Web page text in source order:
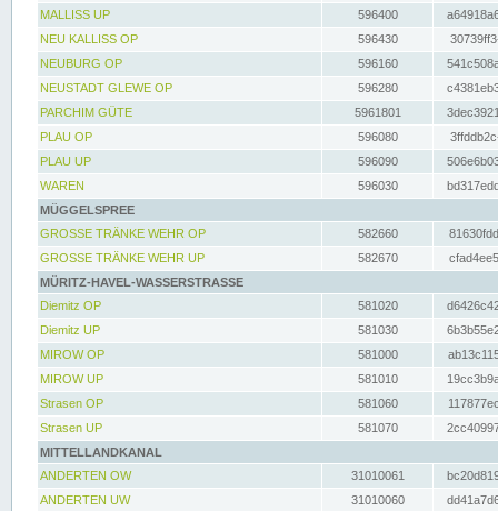
MALLISS UP
596400
NEU KALLISS OP
596430
NEUBURG OP
596160
NEUSTADT GLEWE OP
596280
PARCHIM GÜTE
5961801
PLAU OP
596080
PLAU UP
596090
WAREN
596030
MÜGGELSPREE
GROSSE TRÄNKE WEHR OP
582660
GROSSE TRÄNKE WEHR UP
582670
MÜRITZ-HAVEL-WASSERSTRASSE
Diemitz OP
581020
Diemitz UP
581030
MIROW OP
581000
MIROW UP
581010
Strasen OP
581060
Strasen UP
581070
MITTELLANDKANAL
ANDERTEN OW
31010061
ANDERTEN UW
31010060